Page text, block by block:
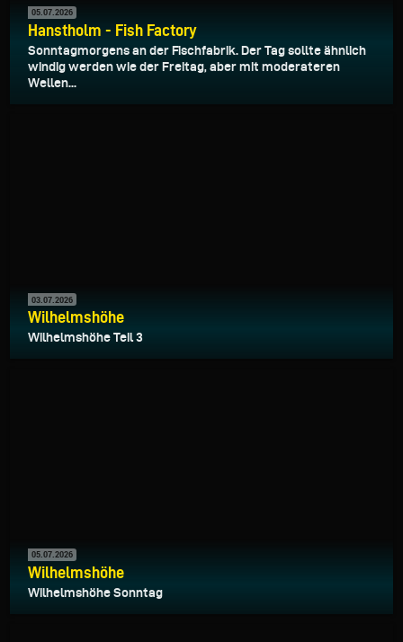
05.07.2026
Hanstholm - Fish Factory
Sonntagmorgens an der Fischfabrik. Der Tag sollte ähnlich
windig werden wie der Freitag, aber mit moderateren
Wellen...
03.07.2026
Wilhelmshöhe
Wilhelmshöhe Teil 3
05.07.2026
Wilhelmshöhe
Wilhelmshöhe Sonntag